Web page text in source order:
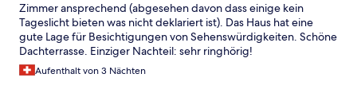
Zimmer ansprechend (abgesehen davon dass einige kein
Tageslicht bieten was nicht deklariert ist). Das Haus hat eine
gute Lage für Besichtigungen von Sehenswürdigkeiten. Schöne
Dachterrasse. Einziger Nachteil: sehr ringhörig!
Aufenthalt von 3 Nächten